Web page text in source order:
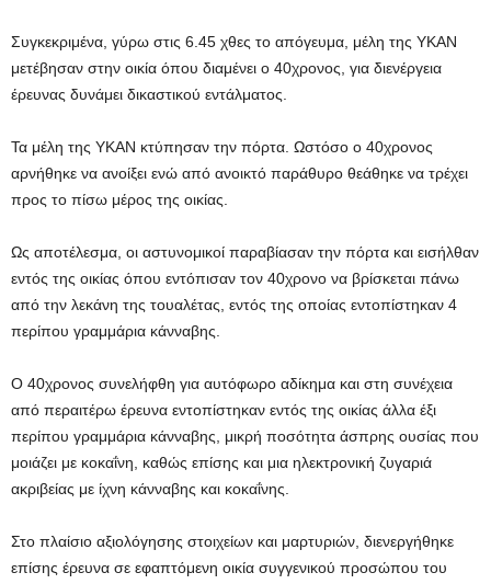
Συγκεκριμένα, γύρω στις 6.45 χθες το απόγευμα, μέλη της ΥΚΑΝ
μετέβησαν στην οικία όπου διαμένει ο 40χρονος, για διενέργεια
έρευνας δυνάμει δικαστικού εντάλματος.
Τα μέλη της ΥΚΑΝ κτύπησαν την πόρτα. Ωστόσο ο 40χρονος
αρνήθηκε να ανοίξει ενώ από ανοικτό παράθυρο θεάθηκε να τρέχει
προς το πίσω μέρος της οικίας.
Ως αποτέλεσμα, οι αστυνομικοί παραβίασαν την πόρτα και εισήλθαν
εντός της οικίας όπου εντόπισαν τον 40χρονο να βρίσκεται πάνω
από την λεκάνη της τουαλέτας, εντός της οποίας εντοπίστηκαν 4
περίπου γραμμάρια κάνναβης.
Ο 40χρονος συνελήφθη για αυτόφωρο αδίκημα και στη συνέχεια
από περαιτέρω έρευνα εντοπίστηκαν εντός της οικίας άλλα έξι
περίπου γραμμάρια κάνναβης, μικρή ποσότητα άσπρης ουσίας που
μοιάζει με κοκαΐνη, καθώς επίσης και μια ηλεκτρονική ζυγαριά
ακριβείας με ίχνη κάνναβης και κοκαΐνης.
Στο πλαίσιο αξιολόγησης στοιχείων και μαρτυριών, διενεργήθηκε
επίσης έρευνα σε εφαπτόμενη οικία συγγενικού προσώπου του